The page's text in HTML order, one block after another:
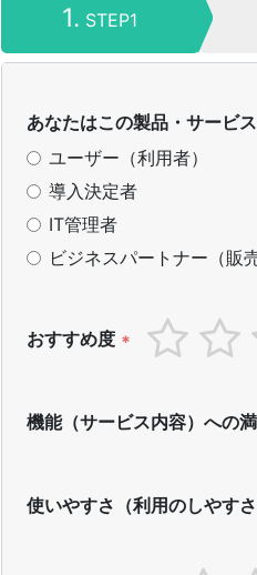
1. STEP1
あなたはこの製品・サービ
ユーザー（利用者）
導入決定者
IT管理者
ビジネスパートナー（販
おすすめ度 *
機能（サービス内容）への
使いやすさ（利用のしやすさ